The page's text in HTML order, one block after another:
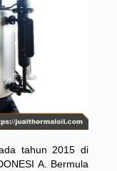
tahun 2015 di
A. Bermula